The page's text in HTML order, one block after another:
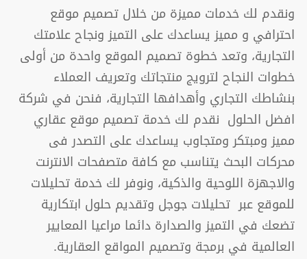
ونقدم لك خدمات مميزة من خلال تصميم موقع
احترافي و مميز يساعدك على التميز ونجاح علامتك
التجارية، وتعد خطوة تصميم الموقع واحدة من أولى
خطوات النجاح لترويج منتجاتك وتعريف العملاء
بنشاطك التجاري وأهدافها التجارية، فنحن في شركة
افضل الحلول نقدم لك خدمة تصميم موقع عقاري
مميز ومبتكر ومتجاوب يساعدك على التصدر فى
محركات البحث يتناسب مع كافة متصفحات الانترنت
والاجهزة اللوحية والذكية، ونوفر لك خدمة تحليلات
للموقع عبر تحليلات جوجل وتقديم حلول ابتكارية
تضعك في التميز والصدارة دائما مراعيا المعايير
العالمية في برمجة وتصميم المواقع العقارية.